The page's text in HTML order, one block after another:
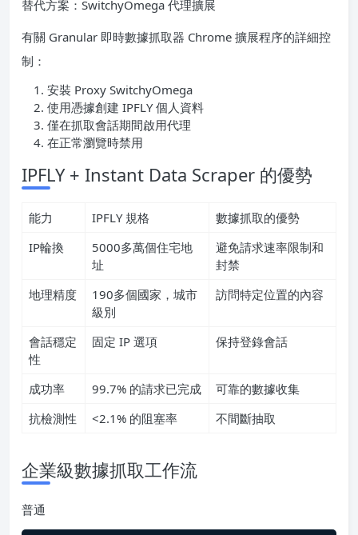
替代方案：SwitchyOmega 代理擴展
有關 Granular 即時數據抓取器 Chrome 擴展程序的詳細控
制：
安裝 Proxy SwitchyOmega
使用憑據創建 IPFLY 個人資料
僅在抓取會話期間啟用代理
在正常瀏覽時禁用
IPFLY + Instant Data Scraper 的優勢
能力 IPFLY 規格
數據抓取的優勢
IP輪換
5000多萬個住宅地
址
避免請求速率限制和
封禁
地理精度
190多個國家，城市
級別
訪問特定位置的內容
會話穩定
性
固定 IP 選項 保持登錄會話
成功率 99.7% 的請求已完成
可靠的數據收集
抗檢測性
<2.1% 的阻塞率 不間斷抽取
企業級數據抓取工作流
普通